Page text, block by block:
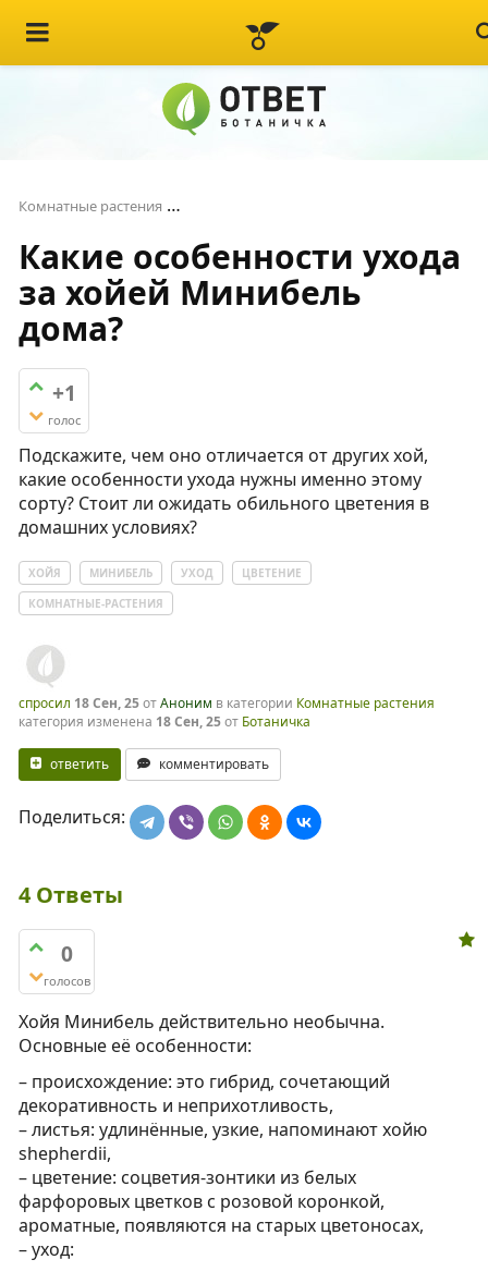
Комнатные растения
Какие особенности ухода
за хойей Минибель
дома?
+1
голос
Подскажите, чем оно отличается от других хой,
какие особенности ухода нужны именно этому
сорту? Стоит ли ожидать обильного цветения в
домашних условиях?
ХОЙЯ МИНИБЕЛЬ УХОД
ЦВЕТЕНИЕ
КОМНАТНЫЕ-РАСТЕНИЯ
спросил 18 Сен, 25отАноним в категории Комнатные растения
категория изменена 18 Сен, 25от Ботаничка
ответить комментировать
Поделиться:
4Ответы
0
голосов
Хойя Минибель действительно необычна.
Основные её особенности:
– происхождение: это гибрид, сочетающий
декоративность и неприхотливость,
– листья: удлинённые, узкие, напоминают хойю
shepherdii,
– цветение: соцветия-зонтики из белых
фарфоровых цветков с розовой коронкой,
ароматные, появляются на старых цветоносах,
– уход: